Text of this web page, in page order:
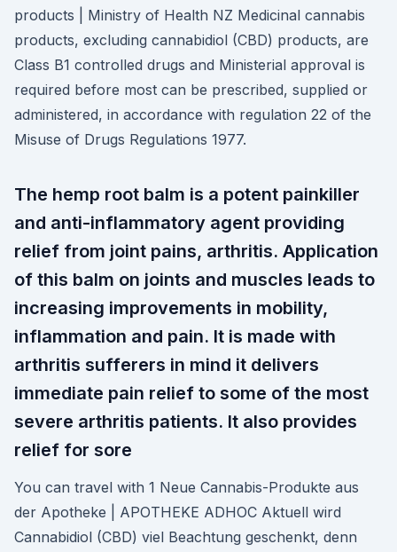
products | Ministry of Health NZ Medicinal cannabis
products, excluding cannabidiol (CBD) products, are
Class B1 controlled drugs and Ministerial approval is
required before most can be prescribed, supplied or
administered, in accordance with regulation 22 of the
Misuse of Drugs Regulations 1977.
The hemp root balm is a potent painkiller
and anti-inflammatory agent providing
relief from joint pains, arthritis. Application
of this balm on joints and muscles leads to
increasing improvements in mobility,
inflammation and pain. It is made with
arthritis sufferers in mind it delivers
immediate pain relief to some of the most
severe arthritis patients. It also provides
relief for sore
You can travel with 1 Neue Cannabis-Produkte aus
der Apotheke | APOTHEKE ADHOC Aktuell wird
Cannabidiol (CBD) viel Beachtung geschenkt, denn